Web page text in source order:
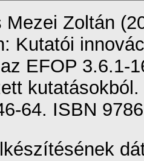
Mezei Zoltán
Kutatói
EFOP 3.6.1-
64. ISBN